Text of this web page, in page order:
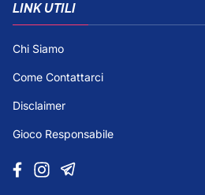
LINK UTILI
Chi Siamo
Come Contattarci
Disclaimer
Gioco Responsabile